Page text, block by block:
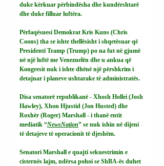
duke kërkuar përbindësha dhe kundërshtarë
dhe duke filluar luftëra.
Përfaqësuesi Demokrat Kris Kuns (Chris
Coons) tha se ishte thellësisht i shqetësuar që
Presidenti Tramp (Trump) po na fut në gjumë
në një luftë me Venezuelën dhe u ankua që
Kongresit nuk i ishte dhënë një përshkrim i
detajuar i planeve ushtarake të administratës.
Disa senatorë republikanë - Xhosh Hollei (Josh
Hawley), Xhon Hjustid (Jon Husted) dhe
Roxhër (Roger) Marshall - i thanë entit
mediatik “NewsNation” se nuk ishin në dijeni
të detajeve të operacionit të djeshëm.
Senatori Marshall e quajti sekuestrimin e
cisternës lajm, ndërsa pohoi se ShBA-ës duhet